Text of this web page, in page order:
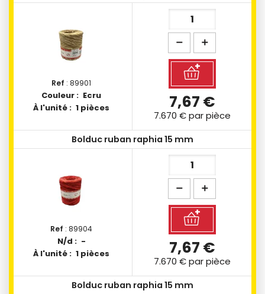
Ref : 89901
Couleur : Ecru
À l'unité : 1 pièces 7,67 €
7.670 €par pièce
Ref : 89904
N/d : -
À l'unité : 1 pièces
Bolduc ruban raphia 15 mm
7,67 €
7.670 €par pièce
Bolduc ruban raphia 15 mm